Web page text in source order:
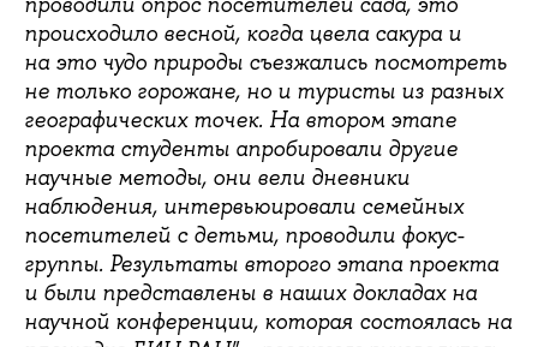
происходило весной, когда цвела сакура и
на это чудо природы съезжались посмотреть
не только горожане, но и туристы из разных
географических точек. На втором этапе
проекта студенты апробировали другие
научные методы, они вели дневники
наблюдения, интервьюировали семейных
посетителей с детьми, проводили фокус-
группы. Результаты второго этапа проекта
и были представлены в наших докладах на
научной конференции, которая состоялась на